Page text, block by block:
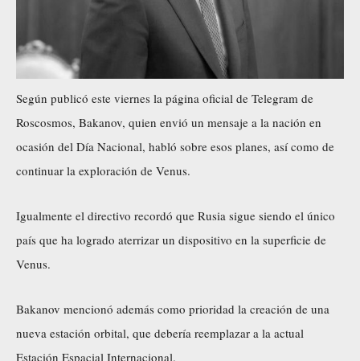
Según publicó este viernes la página oficial de Telegram de
Roscosmos, Bakanov, quien envió un mensaje a la nación en
ocasión del Día Nacional, habló sobre esos planes, así como de
continuar la exploración de Venus.
Igualmente el directivo recordó que Rusia sigue siendo el único
país que ha logrado aterrizar un dispositivo en la superficie de
Venus.
Bakanov mencionó además como prioridad la creación de una
nueva estación orbital, que debería reemplazar a la actual
Estación Espacial Internacional.